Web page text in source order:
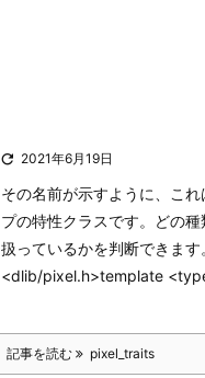
 2021年6月19日
その名前が示すように、これ
プの特性クラスです。どの
扱っているかを判断できます
<dlib/pixel.h>template
記事を読む pixel_traits